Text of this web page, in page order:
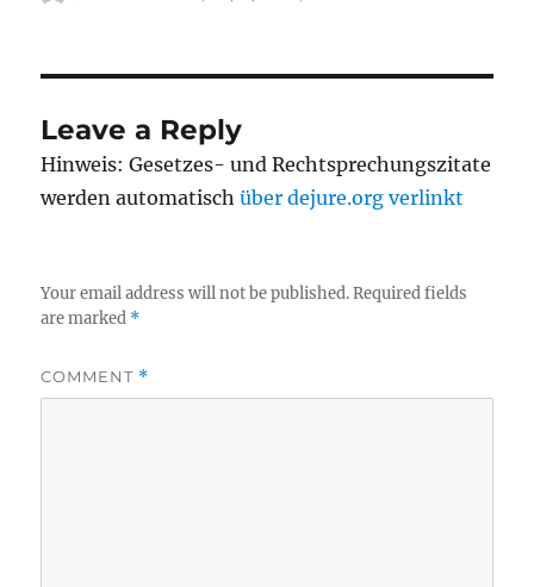
Leave a Reply
Hinweis: Gesetzes- und Rechtsprechungszitate
werden automatischüber dejure.org verlinkt
Your email address will not be published. Required fields
are marked *
COMMENT *